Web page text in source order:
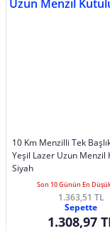
10 Km Menzilli Tek
Yeşil Lazer Uzun Menzil
Siyah
Son 10 Günün En
1.363,51 TL
Sepette
1.308,97